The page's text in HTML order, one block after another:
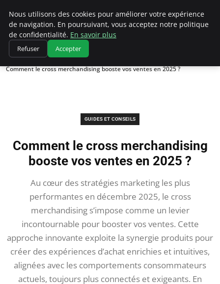
Chasseur De Tête
Accueil
Guides et Conseils
Comment le cross merchandising booste vos ventes en 2025 ?
GUIDES ET CONSEILS
Comment le cross merchandising
booste vos ventes en 2025 ?
Au cœur des stratégies marketing les plus
performantes en décembre 2025, le cross
merchandising s’impose comme un levier
incontournable pour booster vos ventes. Cette
approche innovante exploite la synergie produits pour
créer des expériences d’achat enrichies et intuitives,
alignées avec les comportements consommateurs
actuels, toujours plus connectés et exigeants. En
Nous utilisons des cookies pour améliorer votre expérience
de navigation. En poursuivant, vous acceptez notre politique
de confidentialité. En savoir plus
Refuser Accepter